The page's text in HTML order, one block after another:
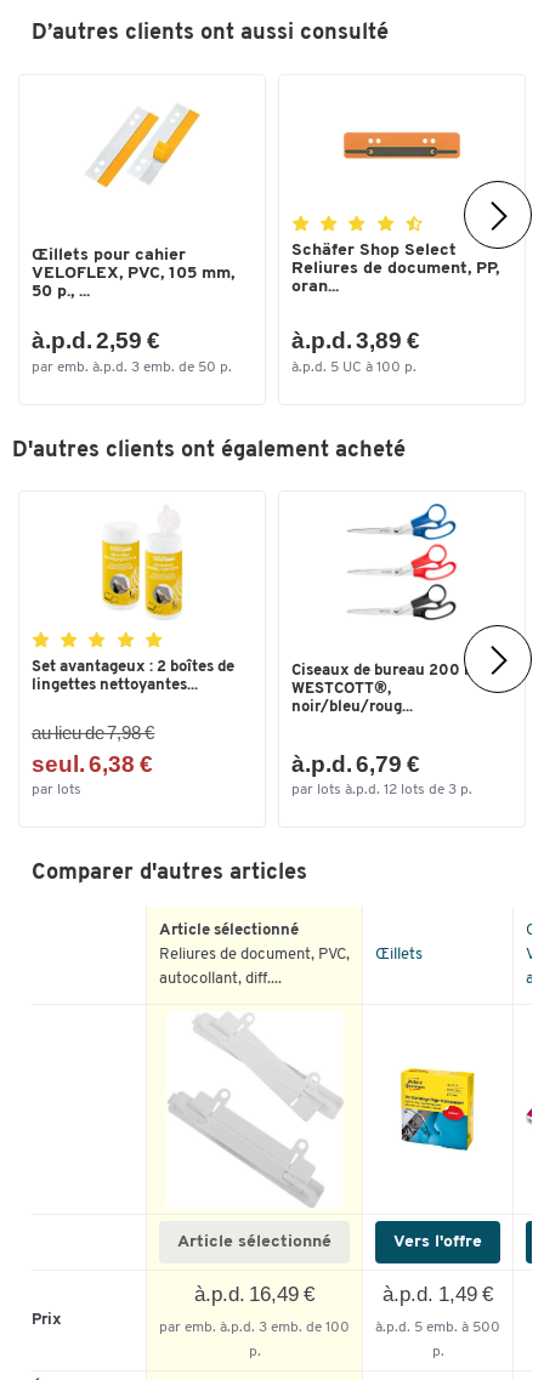
D’autres clients ont aussi consulté
Œillets pour cahier
VELOFLEX, PVC, 105 mm,
50 p., ...
à.p.d. 2,59 €
par emb. à.p.d. 3 emb. de 50 p.
Schäfer Shop Select
Reliures de document, PP,
oran...
à.p.d. 3,89 €
à.p.d. 5 UC à 100 p.
D'autres clients ont également acheté
Set avantageux : 2 boîtes de
lingettes nettoyantes...
au lieu de 7,98 €
seul. 6,38 €
par lots
Ciseaux de bureau 200 mm
WESTCOTT®,
noir/bleu/roug...
à.p.d. 6,79 €
par lots à.p.d. 12 lots de 3 p.
Comparer d'autres articles
Article sélectionné
Reliures de document, PVC,
autocollant, diff....
Œillets
Article sélectionné Vers l'offre
Prix
à.p.d. 16,49 €
par emb. à.p.d. 3 emb. de 100
p.
à.p.d. 1,49 €
à.p.d. 5 emb. à 500
p.
Toucher deux fois pour zoomer